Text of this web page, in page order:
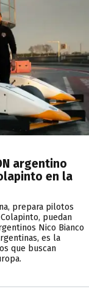
argentino
en la
prepara pilotos
puedan
Nico Bianco
es la
que buscan